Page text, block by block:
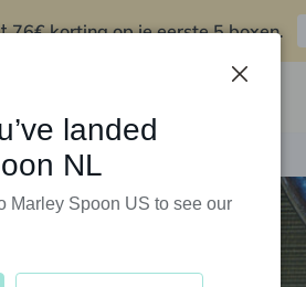
76€ korting op je eerste 5 boxen.
landed
NL
Marley Spoon US to see our